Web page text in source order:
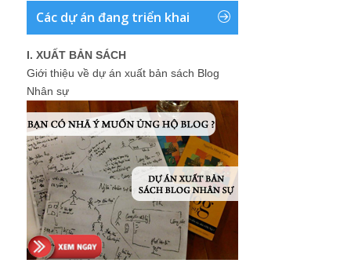
Các dự án đang triển khai
I. XUẤT BẢN SÁCH
Giới thiệu về dự án xuất bản sách Blog
Nhân sự